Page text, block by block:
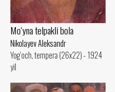
Mo‘yna telpakli bola
Nikolayev Aleksandr
Yog‘och, tempera (26x22) - 1924
yil